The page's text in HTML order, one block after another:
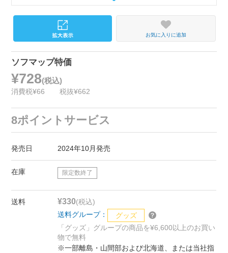
お気に入りに追加
ソフマップ特価
¥728(税込)
消費税¥66 税抜¥662
8ポイントサービス
発売日 2024年10月発売
在庫 限定数終了
送料 ¥330(税込)
送料グループ：
グッズ
「グッズ」グループの商品を¥6,600以上のお買い
物で無料
※一部離島・山間部および北海道、または当社指